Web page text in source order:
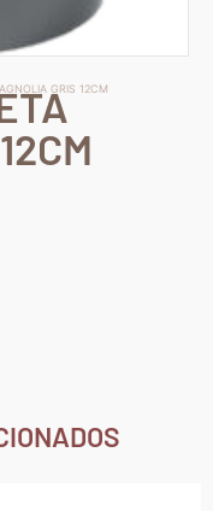
GRIS 12CM